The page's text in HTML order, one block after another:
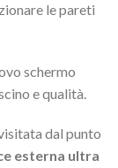
le pareti
schermo
e qualità.
dal punto
esterna ultra